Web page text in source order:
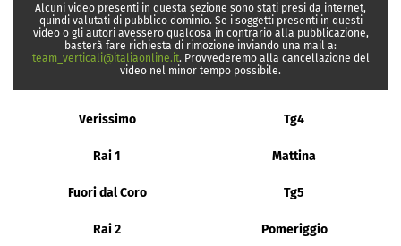
Alcuni video presenti in questa sezione sono stati presi da internet,
quindi valutati di pubblico dominio. Se i soggetti presenti in questi
video o gli autori avessero qualcosa in contrario alla pubblicazione,
basterà fare richiesta di rimozione inviando una mail a:
team_verticali@italiaonline.it. Provvederemo alla cancellazione del
video nel minor tempo possibile.
Verissimo Tg4
Rai 1 Mattina
Fuori dal Coro Tg5
Rai 2 Pomeriggio